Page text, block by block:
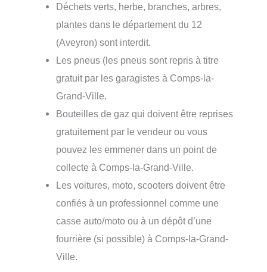
Déchets verts, herbe, branches, arbres,
plantes dans le département du 12
(Aveyron) sont interdit.
Les pneus (les pneus sont repris à titre
gratuit par les garagistes à Comps-la-
Grand-Ville.
Bouteilles de gaz qui doivent être reprises
gratuitement par le vendeur ou vous
pouvez les emmener dans un point de
collecte à Comps-la-Grand-Ville.
Les voitures, moto, scooters doivent être
confiés à un professionnel comme une
casse auto/moto ou à un dépôt d’une
fourrière (si possible) à Comps-la-Grand-
Ville.